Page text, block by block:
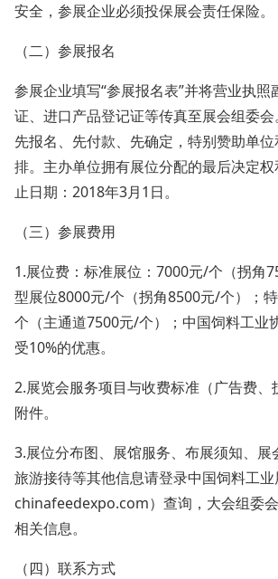
安全，参展企业必须投保展会责任保险。
（二）参展报名
参展企业填写“参展报名表”并将营业执照
证、进口产品登记证等传真至展会组委会
先报名、先付款、先确定，特别赞助单
排。主办单位拥有展位分配的最后决定
止日期：2018年3月1日。
（三）参展费用
1.展位费：标准展位：7000元/个（拐角
型展位8000元/个（拐角8500元/个）；
个（主通道7500元/个）；中国饲料工业
受10%的优惠。
2.展览会服务项目与收费标准（广告费、
附件。
3.展位分布图、展馆服务、布展须知、展
旅游接待等其他信息请登录中国饲料工
chinafeedexpo.com）查询，大会组委
相关信息。
（四）联系方式